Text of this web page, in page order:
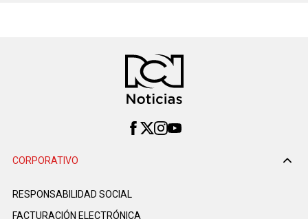
CORPORATIVO
RESPONSABILIDAD SOCIAL
FACTURACIÓN ELECTRÓNICA